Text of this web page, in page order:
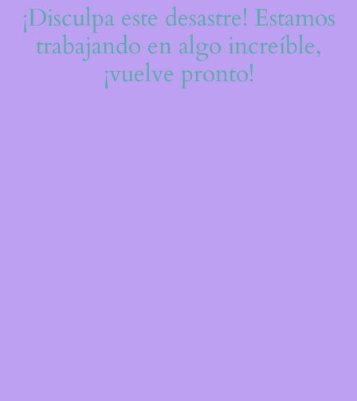
¡Disculpa este desastre! Estamos
trabajando en algo increíble,
¡vuelve pronto!